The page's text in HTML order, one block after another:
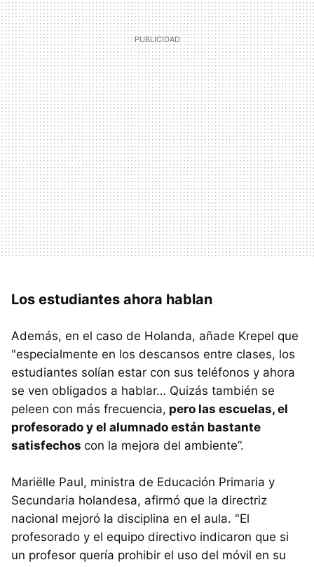
Los estudiantes ahora hablan
Además, en el caso de Holanda, añade Krepel que
"especialmente en los descansos entre clases, los
estudiantes solían estar con sus teléfonos y ahora
se ven obligados a hablar… Quizás también se
peleen con más frecuencia, pero las escuelas, el
profesorado y el alumnado están bastante
satisfechos con la mejora del ambiente”.
Mariëlle Paul, ministra de Educación Primaria y
Secundaria holandesa, afirmó que la directriz
nacional mejoró la disciplina en el aula. "El
profesorado y el equipo directivo indicaron que si
un profesor quería prohibir el uso del móvil en su